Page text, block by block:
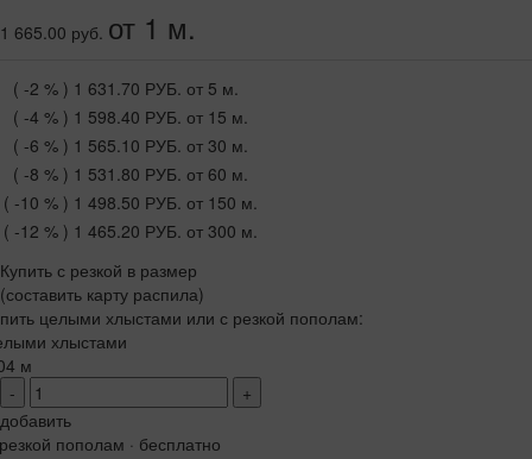
1 665.00 руб. от 1 м.
( -2 % ) 1 631.70 РУБ. от 5 м.
( -4 % ) 1 598.40 РУБ. от 15 м.
( -6 % ) 1 565.10 РУБ. от 30 м.
( -8 % ) 1 531.80 РУБ. от 60 м.
( -10 % ) 1 498.50 РУБ. от 150 м.
( -12 % ) 1 465.20 РУБ. от 300 м.
Купить с резкой в размер
(составить карту распила)
целыми хлыстами или с резкой пополам:
хлыстами
м
-
+
добавить
пополам · бесплатно